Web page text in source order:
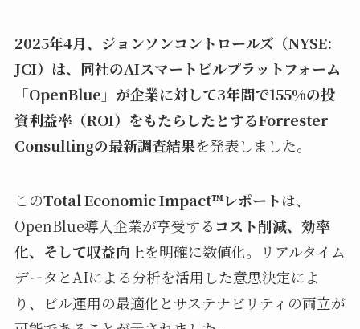
2025年4月、ジョンソンコントロールズ（NYSE:
JCI）は、同社のAIスマートビルプラットフォーム
「OpenBlue」が企業に対して3年間で155%の投
資利益率（ROI）をもたらしたとするForrester
Consultingの最新調査結果を発表しました。
このTotal Economic Impact™レポートは、
OpenBlue導入企業が享受するコスト削減、効率
化、そして収益向上を明確に数値化。リアルタイム
データとAIによる分析を活用した意思決定によ
り、ビル運用の最適化とサステナビリティの両立が